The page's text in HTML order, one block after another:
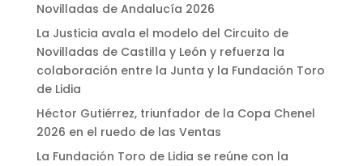
Novilladas de Andalucía 2026
La Justicia avala el modelo del Circuito de
Novilladas de Castilla y León y refuerza la
colaboración entre la Junta y la Fundación Toro
de Lidia
Héctor Gutiérrez, triunfador de la Copa Chenel
2026 en el ruedo de las Ventas
La Fundación Toro de Lidia se reúne con la